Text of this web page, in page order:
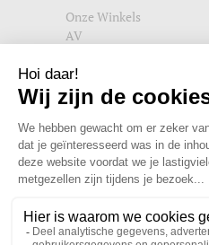
Onze Winkels
AV
Wettelijke vermeldingen
Privacybeleid
Setup Cookies
Word lid van de